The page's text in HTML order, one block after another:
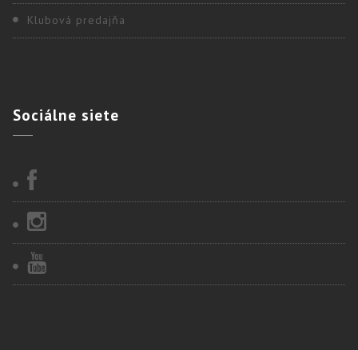
Klubová predajňa
Sociálne siete